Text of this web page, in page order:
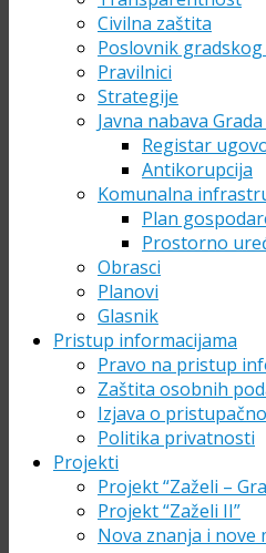
Civilna zaštita
Poslovnik gradskog
Pravilnici
Strategije
Javna nabava
Registar
Antikorupcija
Komunalna
Plan
Prostorno
Obrasci
Planovi
Glasnik
Pristup informacijama
Pravo na pristup
Zaštita osobnih
Izjava o
Politika privatnosti
Projekti
Projekt “Zaželi –
Projekt “Zaželi II”
Nova znanja i nove